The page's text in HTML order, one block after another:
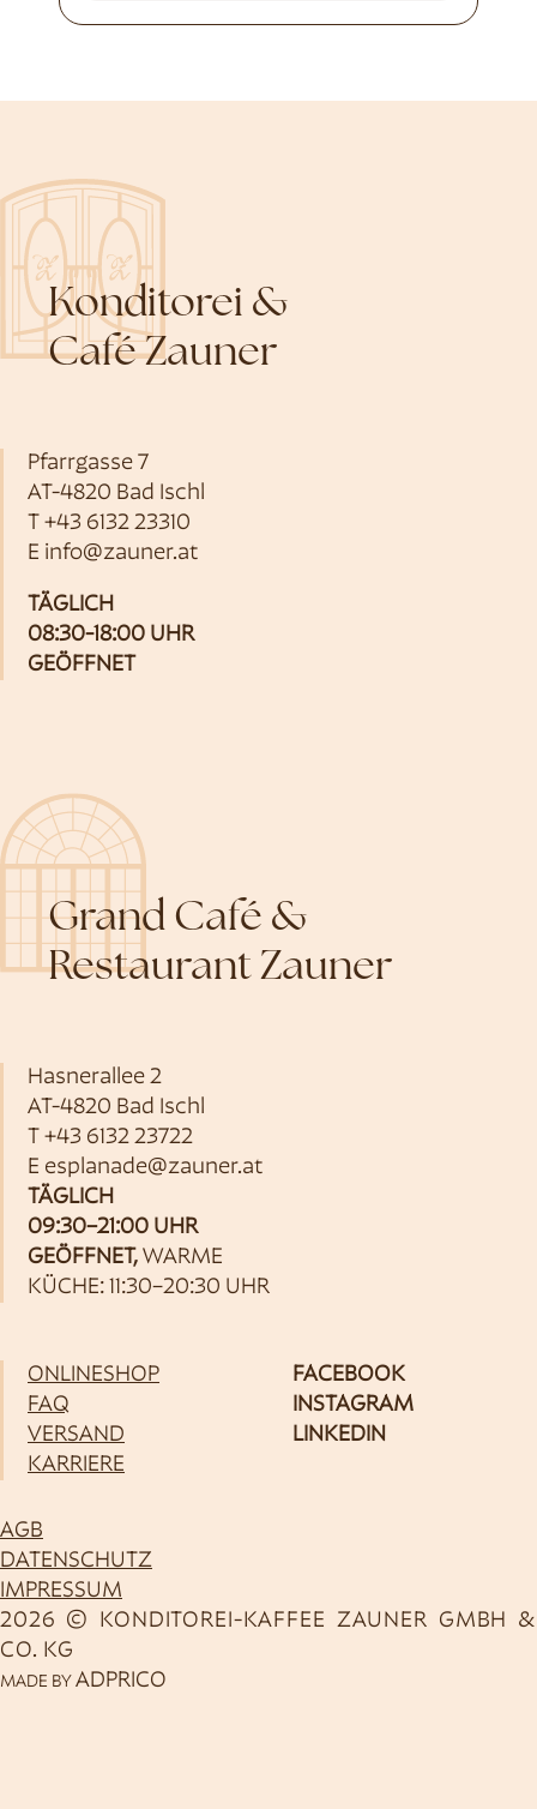
Konditorei &
Café Zauner
Pfarrgasse 7
AT-4820 Bad Ischl
T +43 6132 23310
E info@zauner.at
TÄGLICH
08:30-18:00 UHR
GEÖFFNET
Grand Café &
Restaurant Zauner
Hasnerallee 2
AT-4820 Bad Ischl
T +43 6132 23722
E esplanade@zauner.at
TÄGLICH
09:30–21:00 UHR
GEÖFFNET, WARME
KÜCHE: 11:30–20:30 UHR
ONLINESHOP
FAQ
VERSAND
KARRIERE
FACEBOOK
INSTAGRAM
LINKEDIN
2026 © KONDITOREI-KAFFEE ZAUNER GMBH &
CO. KG
AGB
DATENSCHUTZ
IMPRESSUM
MADE BY ADPRICO